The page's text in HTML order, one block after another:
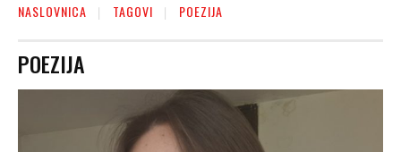
NASLOVNICA TAGOVI POEZIJA
POEZIJA